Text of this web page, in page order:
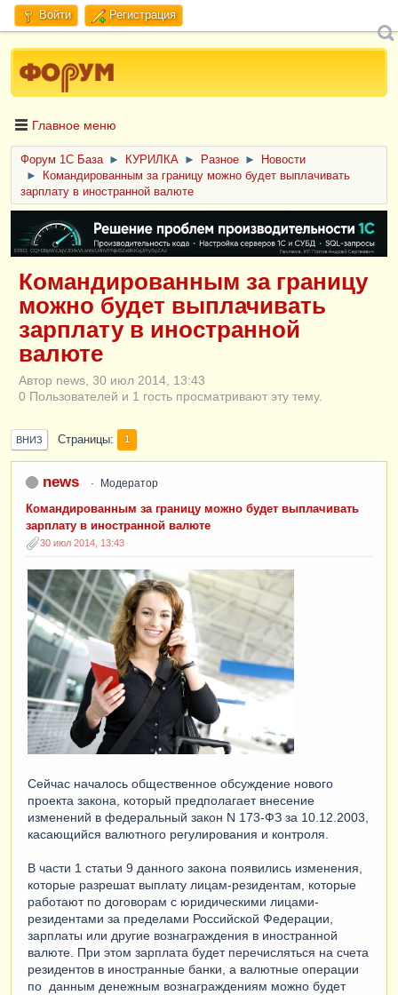
Войти Регистрация
Главное меню
Форум 1C База ► КУРИЛКА ► Разное ►
Новости
►
Командированным за границу можно будет выплачивать
зарплату в иностранной валюте
ERID: CQH36pWzJqVJD4xVLsnhcU4hVPNjkBZe8KKxjJiYySyZAz
Командированным за границу
можно будет выплачивать
зарплату в иностранной
валюте
Автор news, 30 июл 2014, 13:43
0 Пользователей и 1 гость просматривают эту тему.
ВНИЗ Страницы 1
news Модератор
Командированным за границу можно будет выплачивать
зарплату в иностранной валюте
30 июл 2014, 13:43
Сейчас началось общественное обсуждение нового
проекта закона, который предполагает внесение
изменений в федеральный закон N 173-ФЗ за 10.12.2003,
касающийся валютного регулирования и контроля.
В части 1 статьи 9 данного закона появились изменения,
которые разрешат выплату лицам-резидентам, которые
работают по договорам с юридическими лицами-
резидентами за пределами Российской Федерации,
зарплаты или другие вознаграждения в иностранной
валюте. При этом зарплата будет перечисляться на счета
резидентов в иностранные банки, а валютные операции
по данным денежным вознаграждениям можно будет